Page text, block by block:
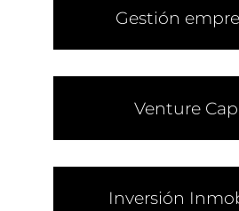
Gestión
Venture
Inversión